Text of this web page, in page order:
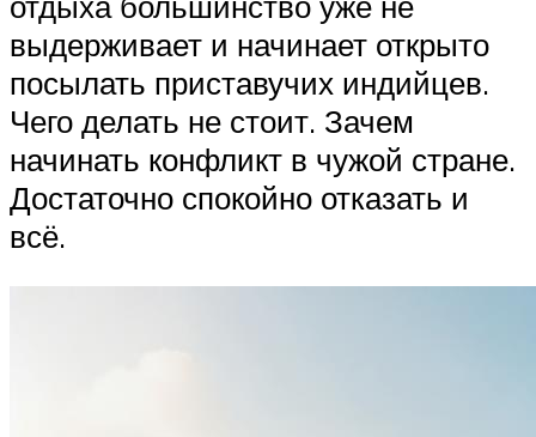
выдерживает и начинает открыто
посылать приставучих индийцев.
Чего делать не стоит. Зачем
начинать конфликт в чужой стране.
Достаточно спокойно отказать и
всё.